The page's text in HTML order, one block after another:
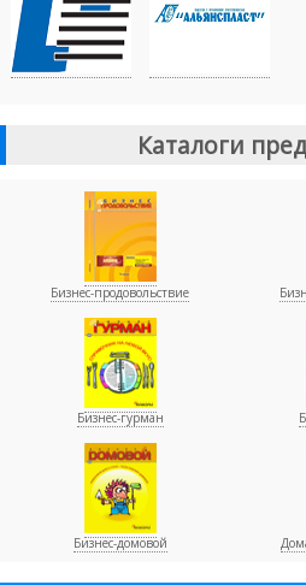
Каталоги
Бизнес-продовольствие
Бизнес-гурман
Бизнес-домовой